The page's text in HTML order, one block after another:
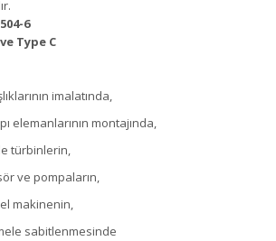
6
Type C
imalatında,
elemanlarının montajında,
türbinlerin,
ve pompaların,
makinenin,
sabitlenmesinde